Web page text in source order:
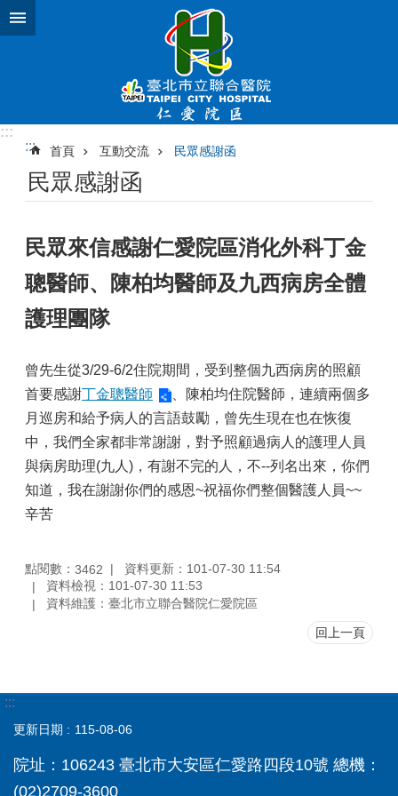
跳到主要內容區塊
:::
:::
首頁 互動交流 民眾感謝函
民眾感謝函
民眾來信感謝仁愛院區消化外科丁金
聰醫師、陳柏均醫師及九西病房全體
護理團隊
曾先生從3/29-6/2住院期間，受到整個九西病房的照顧
首要感謝丁金聰醫師
、陳柏均住院醫師，連續兩個多
月巡房和給予病人的言語鼓勵，曾先生現在也在恢復
中，我們全家都非常謝謝，對予照顧過病人的護理人員
與病房助理(九人)，有謝不完的人，不--列名出來，你們
知道，我在謝謝你們的感恩~祝福你們整個醫護人員~~
辛苦
點閱數： 3462
資料更新：101-07-30 11:54
資料檢視：101-07-30 11:53
資料維護：臺北市立聯合醫院仁愛院區
回上一頁
:::
更新日期 115-08-06
院址：106243 臺北市大安區仁愛路四段10號 總機：
(02)2709-3600